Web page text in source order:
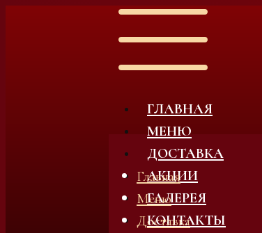
ГЛАВНАЯ
МЕНЮ
ДОСТАВКА
АКЦИИ
ГАЛЕРЕЯ
КОНТАКТЫ
Главная
Меню
Доставка